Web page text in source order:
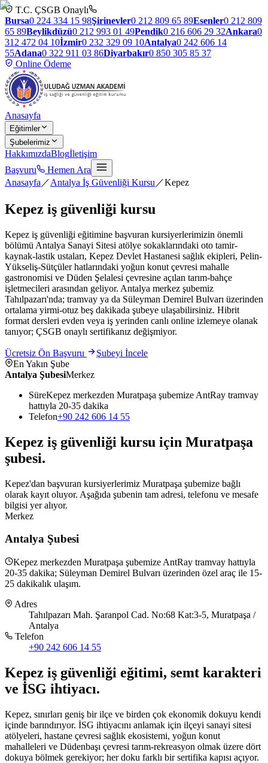
T.C. ÇSGB Onaylı
Bursa0 224 334 15 98Şirinevler0 212 809 65 89Esenler0 212 809
65 89Beylikdüzü0 212 993 01 49Pendik0 216 606 29 32Ankara0
312 472 04 10İzmir0 232 329 09 10Antalya0 242 606 14
55Adana0 322 911 03 86Diyarbakır0 850 305 85 37
Online Ödeme
Anasayfa
Eğitimler
Şubelerimiz
HakkımızdaBlogİletişim
Başvuru
Hemen Ara
Anasayfa ／Antalya İş Güvenliği Kursu ／Kepez
Kepez iş güvenliği kursu
Kepez iş güvenliği eğitimine başvuran kursiyerlerimizin önemli
bölümü Antalya Sanayi Sitesi atölye sokaklarındaki oto tamir-
kaynak-lastik ustaları, Kepez Devlet Hastanesi sağlık ekipleri, Pelin-
Yükseliş-Sütçüler hatlarındaki yoğun konut çevresi mahalle
gastronomisi ve Düden Şelalesi çevresine açılan tarım-bahçe
işletmecileri arasından geliyor. Antalya merkez şubemiz
Tahılpazarı'nda; tramvay ya da Süleyman Demirel Bulvarı üzerinden
ortalama yirmi-otuz beş dakikada şubeye ulaşabilirsiniz. Hibrit
format dersleri evden veya iş yerinden canlı online izlemeye olanak
tanıyor; ÇSGB onaylı sertifikanız değişmiyor.
Ücretsiz Ön Başvuru
Şubeyi İncele
En Yakın Şube
Antalya ŞubesiMerkez
SüreKepez merkezden Muratpaşa şubemize AntRay tramvay
hattıyla 20-35 dakika
Telefon+90 242 606 14 55
Kepez iş güvenliği kursu için Muratpaşa
şubesi.
Kepez'dan başvuran kursiyerlerimiz Muratpaşa şubemize bağlı
olarak kayıt oluyor. Aşağıda şubenin tam adresi, telefonu ve mesafe
bilgisi yer alıyor.
Merkez
Antalya Şubesi
Kepez merkezden Muratpaşa şubemize AntRay tramvay hattıyla
20-35 dakika; Süleyman Demirel Bulvarı üzerinden özel araç ile 15-
25 dakikalık ulaşım.
Adres
Tahılpazarı Mah. Şaranpol Cad. No:68 Kat:3-5, Muratpaşa /
Antalya
Telefon
+90 242 606 14 55
Kepez iş güvenliği eğitimi, semt karakteri
ve İSG ihtiyacı.
Kepez, sınırları geniş bir ilçe ve birden çok ekonomik dokuyu kendi
içinde barındırıyor. İSG ihtiyacını anlamak için ilçeyi sanayi sitesi
atölyeleri, hastane çevresi sağlık ekosistemi, yoğun konut
mahalleleri ve Düdenbaşı çevresi tarım-rekreasyon olmak üzere dört
dokuya bölmek gerekiyor; her doku farklı bir sertifika kapısı açıyor.